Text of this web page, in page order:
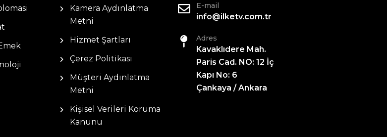
Kamera Aydınlatma
Metni
Hizmet Şartları
Çerez Politikası
Müşteri Aydınlatma
Metni
Kişisel Verileri Koruma
Kanunu
E-mail
info@ilketv.com.tr
Adres
Kavaklıdere Mah.
Paris Cad. NO: 12 İç
Kapı No: 6
Çankaya / Ankara